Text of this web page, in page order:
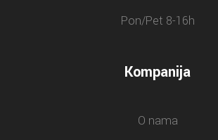
Pon/Pet 8-16h
Kompanija
O nama